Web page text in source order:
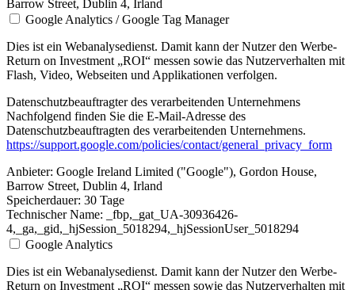
Barrow Street, Dublin 4, Irland
Google Analytics / Google Tag Manager
Dies ist ein Webanalysedienst. Damit kann der Nutzer den Werbe-
Return on Investment „ROI“ messen sowie das Nutzerverhalten mit
Flash, Video, Webseiten und Applikationen verfolgen.
Datenschutzbeauftragter des verarbeitenden Unternehmens
Nachfolgend finden Sie die E-Mail-Adresse des
Datenschutzbeauftragten des verarbeitenden Unternehmens.
https://support.google.com/policies/contact/general_privacy_form
Anbieter: Google Ireland Limited ("Google"), Gordon House,
Barrow Street, Dublin 4, Irland
Speicherdauer: 30 Tage
Technischer Name: _fbp,_gat_UA-30936426-
4,_ga,_gid,_hjSession_5018294,_hjSessionUser_5018294
Google Analytics
Dies ist ein Webanalysedienst. Damit kann der Nutzer den Werbe-
Return on Investment „ROI“ messen sowie das Nutzerverhalten mit